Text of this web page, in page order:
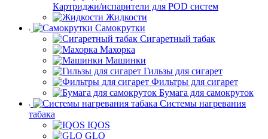
Картриджи/испарители для POD систем
Жидкости
Самокрутки
Сигаретный табак
Махорка
Машинки
Гильзы для сигарет
Фильтры для сигарет
Бумага для самокруток
Системы нагревания
табака
IQOS
GLO